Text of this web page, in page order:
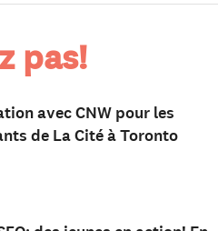
pas!
avec CNW pour les
de La Cité à Toronto